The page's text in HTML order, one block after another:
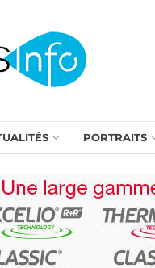
PORTRAITS